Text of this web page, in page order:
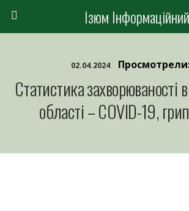
Ізюм Інформаційний
02.04.2024
Статистика захворюваності
області – COVID-19,